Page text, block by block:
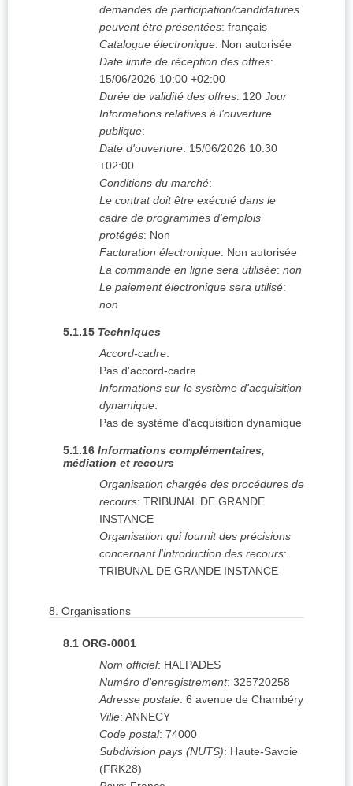
demandes de participation/candidatures
peuvent être présentées: français
Catalogue électronique: Non autorisée
Date limite de réception des offres:
15/06/2026 10:00 +02:00
Durée de validité des offres: 120 Jour
Informations relatives à l'ouverture
publique:
Date d'ouverture: 15/06/2026 10:30
+02:00
Conditions du marché:
Le contrat doit être exécuté dans le
cadre de programmes d'emplois
protégés: Non
Facturation électronique: Non autorisée
La commande en ligne sera utilisée: non
Le paiement électronique sera utilisé:
non
5.1.15 Techniques
Accord-cadre:
Pas d'accord-cadre
Informations sur le système d'acquisition
dynamique:
Pas de système d'acquisition dynamique
5.1.16 Informations complémentaires,
médiation et recours
Organisation chargée des procédures de
recours: TRIBUNAL DE GRANDE
INSTANCE
Organisation qui fournit des précisions
concernant l'introduction des recours:
TRIBUNAL DE GRANDE INSTANCE
8. Organisations
8.1 ORG-0001
Nom officiel: HALPADES
Numéro d'enregistrement: 325720258
Adresse postale: 6 avenue de Chambéry
Ville: ANNECY
Code postal: 74000
Subdivision pays (NUTS): Haute-Savoie
(FRK28)